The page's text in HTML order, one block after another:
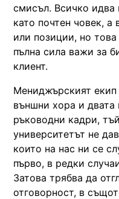
смисъл. Всичко идва
като почтен човек,
или позиции, но
пълна сила важи за
клиент.
Мениджърският екип
външни хора и двата
ръководни кадри,
университетът не
които на нас ни се
първо, в редки
Затова трябва да
отговорност, в